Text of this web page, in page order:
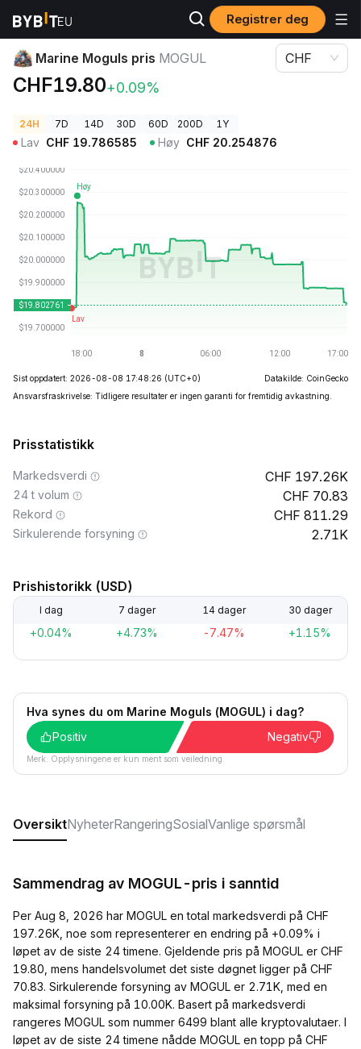
Registrer deg
Kryptopriser Marine Moguls pris MOGUL
Marine Moguls pris MOGUL
CHF19.80+0.09%
CHF
24H 7D 14D 30D 60D 200D 1Y
Lav CHF 19.786585 Høy CHF 20.254876
Sist oppdatert: 2026-08-08 17:48:26 (UTC+0)
Datakilde: CoinGecko
Ansvarsfraskrivelse: Tidligere resultater er ingen garanti for fremtidig avkastning.
Prisstatistikk
Markedsverdi 197.26K
24 t volum 70.83
Rekord 811.29
Sirkulerende forsyning 2.71K
Prishistorikk (USD)
I dag 7 dager 14 dager 30 dager
+0.04% +4.73% -7.47% +1.15%
Hva synes du om Marine Moguls (MOGUL) i dag?
Positiv
Negativ
Merk: Opplysningene er kun ment som veiledning.
OversiktNyheterRangeringSosialVanlige spørsmål
Sammendrag av MOGUL-pris i sanntid
Per Aug 8, 2026 har MOGUL en total markedsverdi på CHF
197.26K, noe som representerer en endring på +0.09% i
løpet av de siste 24 timene. Gjeldende pris på MOGUL er CHF
19.80, mens handelsvolumet det siste døgnet ligger på CHF
70.83. Sirkulerende forsyning av MOGUL er 2.71K, med en
maksimal forsyning på 10.00K. Basert på markedsverdi
rangeres MOGUL som nummer 6499 blant alle kryptovalutaer. I
løpet av de siste 24 timene nådde MOGUL en topp på CHF